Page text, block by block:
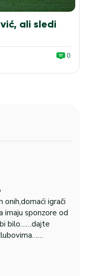
ali sledi
0
onih,domaći igrači
imaju sponzore od
bilo……dajte